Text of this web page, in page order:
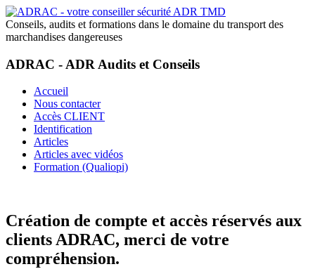
Conseils, audits et formations dans le domaine du transport des
marchandises dangereuses
ADRAC - ADR Audits et Conseils
Accueil
Nous contacter
Accès CLIENT
Identification
Articles
Articles avec vidéos
Formation (Qualiopi)
Création de compte et accès réservés aux
clients ADRAC, merci de votre
compréhension.